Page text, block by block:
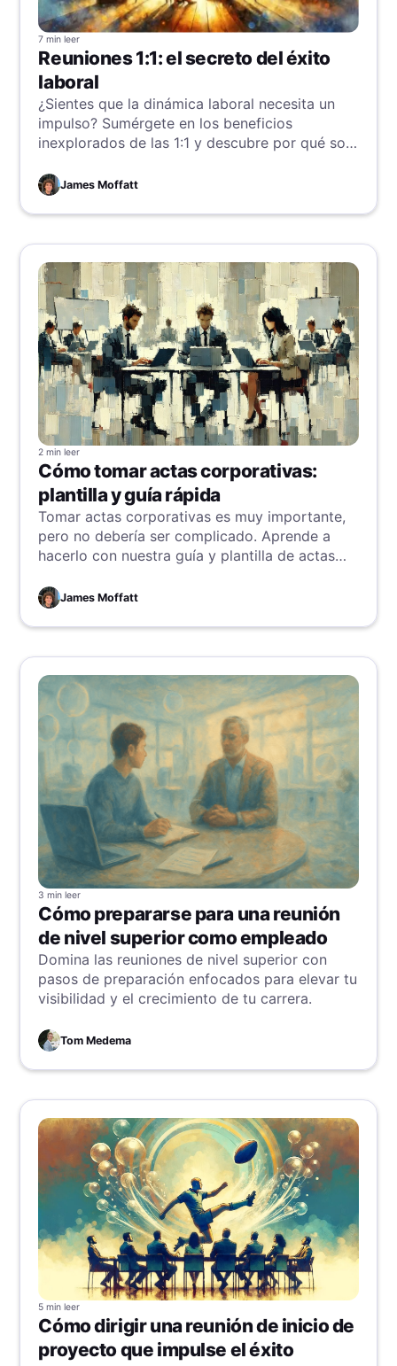
7 min leer
Reuniones 1:1: el secreto del éxito
laboral
¿Sientes que la dinámica laboral necesita un
impulso? Sumérgete en los beneficios
inexplorados de las 1:1 y descubre por qué son
relaciones y aumentar la productividad.
James Moffatt
2 min leer
Cómo tomar actas corporativas:
plantilla y guía rápida
Tomar actas corporativas es muy importante,
pero no debería ser complicado. Aprende a
hacerlo con nuestra guía y plantilla de actas
James Moffatt
3 min leer
Cómo prepararse para una reunión
de nivel superior como empleado
Domina las reuniones de nivel superior con
pasos de preparación enfocados para elevar tu
visibilidad y el crecimiento de tu carrera.
Tom Medema
5 min leer
Cómo dirigir una reunión de inicio de
proyecto que impulse el éxito